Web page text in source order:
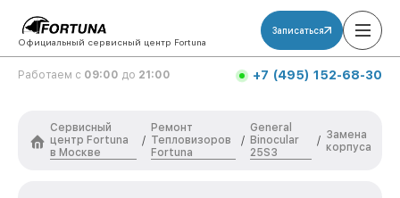
Официальный сервисный центр Fortuna
Записаться
Работаем с 09:00 до 21:00 +7 (495) 152-68-30
Сервисный
центр Fortuna
в Москве
/
Ремонт
Тепловизоров
Fortuna
/
General
Binocular
25S3
/ Замена
корпуса